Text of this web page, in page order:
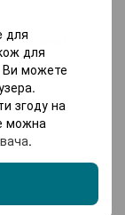
для
для
Ви можете
згоду на
можна
.
спинки